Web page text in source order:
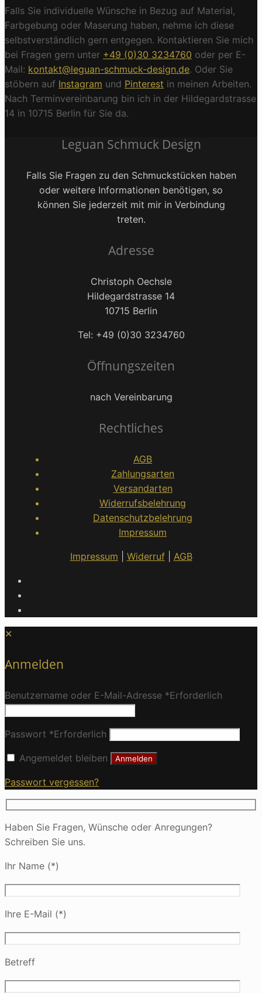
Falls Sie individuelle Wünsche in Bezug auf Material,
Farbgebung oder Maserung haben, nehme ich diese
selbstverständlich gern entgegen. Kontaktieren Sie mich
bei Fragen gern unter +49 (0)30 3234760 oder per E-
Mail: kontakt@leguan-schmuck-design.de. Oder Sie
stöbern auf Instagram und Pinterest in meinen Arbeiten.
Nach Terminvereinbarung bin ich in der Hildegardstrasse
14 in 10715 Berlin für Sie da.
Leguan Schmuck Design
Falls Sie Fragen zu den Schmuckstücken haben
oder weitere Informationen benötigen, so
können Sie jederzeit mit mir in Verbindung
treten.
Adresse
Christoph Oechsle
Hildegardstrasse 14
10715 Berlin
Tel: +49 (0)30 3234760
Öffnungszeiten
nach Vereinbarung
Rechtliches
AGB
Zahlungsarten
Versandarten
Widerrufsbelehrung
Datenschutzbelehrung
Impressum
Impressum Widerruf| AGB
✕
Anmelden
Benutzername oder E-Mail-Adresse *Erforderlich
Passwort *Erforderlich
Angemeldet bleiben Anmelden
Passwort vergessen?
Haben Sie Fragen, Wünsche oder Anregungen?
Schreiben Sie uns.
Ihr Name (*)
Ihre E-Mail (*)
Betreff